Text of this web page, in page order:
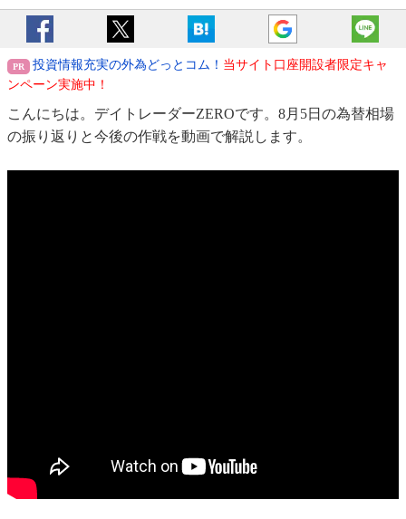
投資情報充実の外為どっとコム！ 当サイト口座開設者限定キャ
ンペーン実施中！
こんにちは。デイトレーダーZEROです。8月5日の為替相場
の振り返りと今後の作戦を動画で解説します。